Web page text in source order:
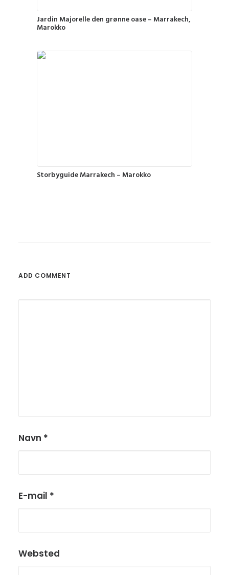
Jardin Majorelle den grønne oase – Marrakech,
Marokko
Storbyguide Marrakech – Marokko
ADD COMMENT
Navn *
E-mail *
Websted